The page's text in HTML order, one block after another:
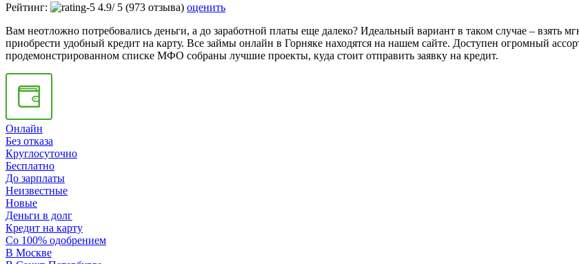
Рейтинг: 4.9/ 5 (973 отзыва) оценить
Вам неотложно потребовались деньги, а до заработной платы еще далеко? Идеальный вариант в таком случае – взять
приобрести удобный кредит на карту. Все займы онлайн в Горняке находятся на нашем сайте. Доступен огромный
продемонстрированном списке МФО собраны лучшие проекты, куда стоит отправить заявку на кредит.
Онлайн
Без отказа
Круглосуточно
Бесплатно
До зарплаты
Неизвестные
Новые
Деньги в долг
Кредит на карту
Со 100% одобрением
В Москве